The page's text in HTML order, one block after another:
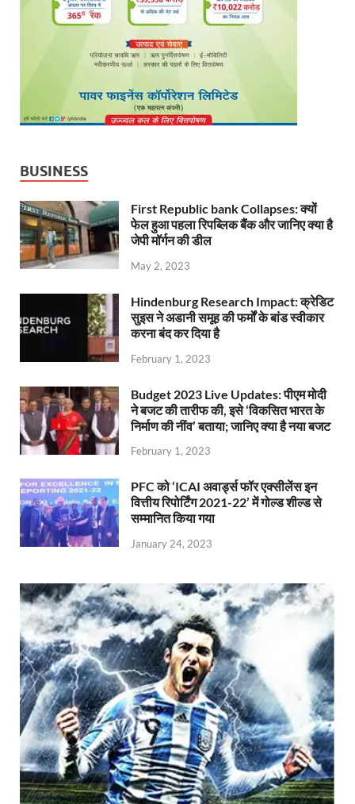
BUSINESS
First Republic bank Collapses: क्यों
फेल हुआ पहला रिपब्लिक बैंक और जानिए क्या है
जेपी मॉर्गन की डील
May 2, 2023
Hindenburg Research Impact: क्रेडिट
सुइस ने अडानी समूह की फर्मों के बांड स्वीकार
करना बंद कर दिया है
February 1, 2023
Budget 2023 Live Updates: पीएम मोदी
ने बजट की तारीफ की, इसे ‘विकसित भारत के
निर्माण की नींव’ बताया; जानिए क्या है नया बजट
February 1, 2023
PFC को ‘ICAI अवार्ड्स फॉर एक्सीलेंस इन
वित्तीय रिपोर्टिंग 2021-22’ में गोल्ड शील्ड से
सम्मानित किया गया
January 24, 2023